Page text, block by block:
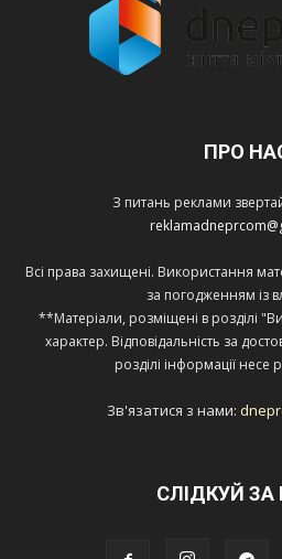
ПРО
З питань реклами
Всі права захищені. Використання
за погодженням із
**Матеріали, розміщені в розділі
характер. Відповідальність за
розділі інформації несе
Зв'язатися з нами:
СЛІДКУЙ